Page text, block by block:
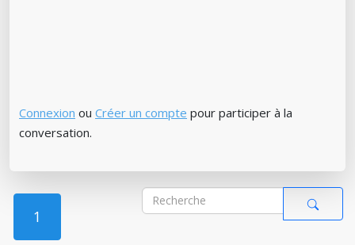
Connexion ou Créer un compte pour participer à la
conversation.
1